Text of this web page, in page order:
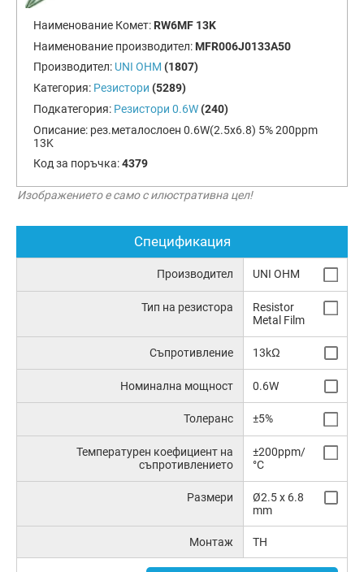
Наименование Комет: RW6MF 13K
Наименование производител: MFR006J0133A50
Производител: UNI OHM (1807)
Категория: Резистори (5289)
Подкатегория: Резистори 0.6W (240)
Описание: рез.металослоен 0.6W(2.5x6.8) 5% 200ppm
13K
Код за поръчка:4379
Изображението е само с илюстративна цел!
Спецификация
Производител UNI OHM
Тип на резистора
Resistor
Metal Film
Съпротивление 13kΩ
Номинална мощност 0.6W
Толеранс ±5%
Температурен коефициент на
съпротивлението
±200ppm/
°C
Размери
Ø2.5 x 6.8
mm
Монтаж TH